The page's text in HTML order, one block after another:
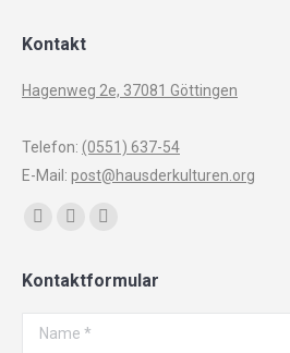
Kontakt
Hagenweg 2e, 37081 Göttingen
Telefon: (0551) 637-54
E-Mail: post@hausderkulturen.org
Finden Sie uns auf:
opens
in
new
opens
in
new
opens
in
Kontaktformular
Name *